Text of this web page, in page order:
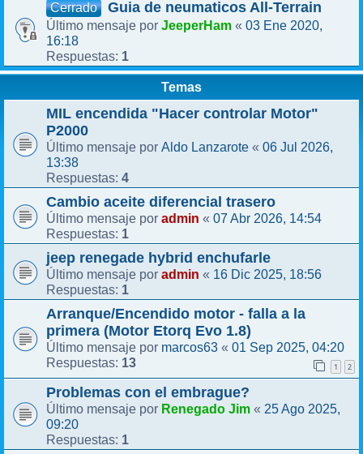
Cerrado Guia de neumaticos All-Terrain
Último mensaje por JeeperHam « 03 Ene 2020,
16:18
Respuestas: 1
Temas
MIL encendida "Hacer controlar Motor"
P2000
Último mensaje por Aldo Lanzarote « 06 Jul 2026,
13:38
Respuestas: 4
Cambio aceite diferencial trasero
Último mensaje por admin « 07 Abr 2026, 14:54
Respuestas: 1
jeep renegade hybrid enchufarle
Último mensaje por admin « 16 Dic 2025, 18:56
Respuestas: 1
Arranque/Encendido motor - falla a la
primera (Motor Etorq Evo 1.8)
Último mensaje por marcos63 « 01 Sep 2025, 04:20
Respuestas: 13 1 2
Problemas con el embrague?
Último mensaje por Renegado Jim « 25 Ago 2025,
09:20
Respuestas: 1